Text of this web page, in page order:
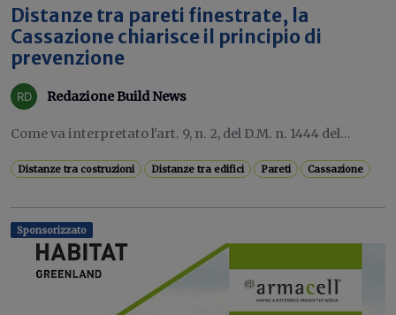
Distanze tra pareti finestrate, la
Cassazione chiarisce il principio di
prevenzione
Redazione Build News
Come va interpretato l'art. 9, n. 2, del D.M. n. 1444 del...
Distanze tra costruzioni Distanze tra edifici Pareti Cassazione
Sponsorizzato